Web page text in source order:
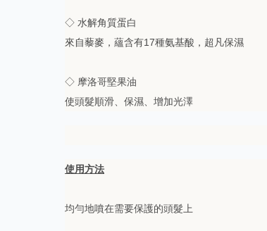
◇ 水解角質蛋白
來自藜麥，蘊含有17種氨基酸，超凡保濕
◇ 摩洛哥堅果油
使頭髮順滑、保濕、增加光澤
使用方法
均勻地噴在需要保護的頭髮上